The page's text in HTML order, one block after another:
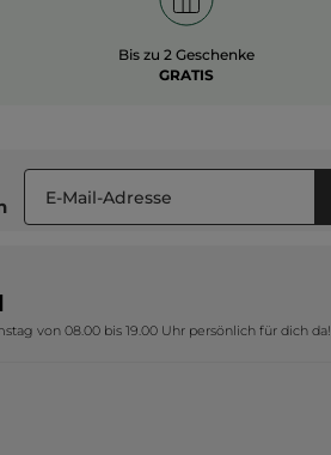
Bis zu 2 Geschenke
GRATIS
von 08.00 bis 19.00 Uhr persönlich für dich da!